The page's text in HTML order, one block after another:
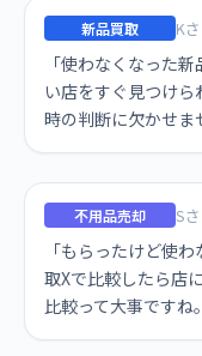
新品買取 K
「使わなくなった
い店をすぐ見つけら
時の判断に欠かせま
不用品売却 S
「もらったけど使
取Xで比較したら店
比較って大事ですね